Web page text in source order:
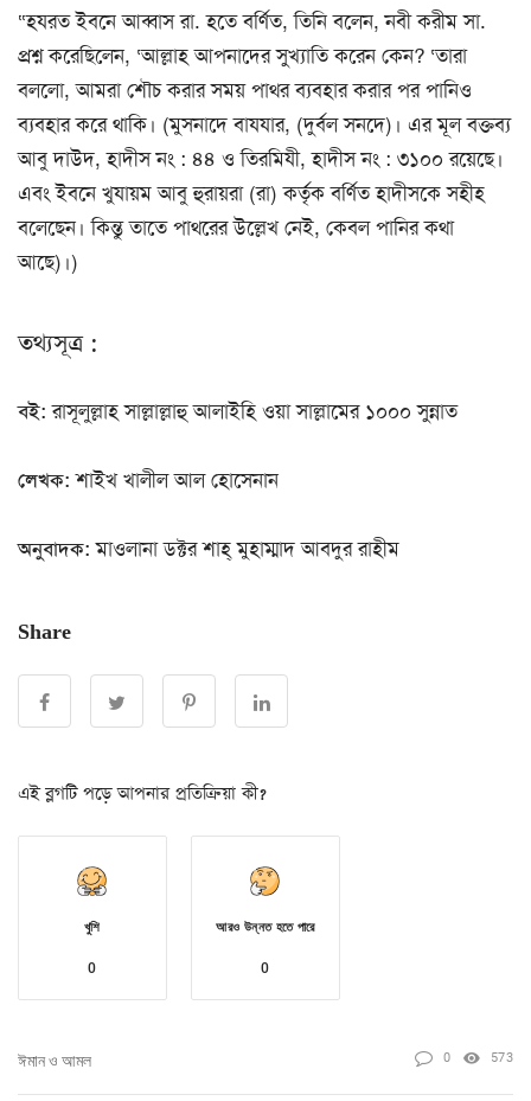
“হযরত ইবনে আব্বাস রা. হতে বর্ণিত, তিনি বলেন, নবী করীম সা.
প্রশ্ন করেছিলেন, ‘আল্লাহ আপনাদের সুখ্যাতি করেন কেন? ‘তারা
বললো, আমরা শৌচ করার সময় পাথর ব্যবহার করার পর পানিও
ব্যবহার করে থাকি। (মুসনাদে বাযযার, (দুর্বল সনদে)। এর মূল বক্তব্য
আবু দাউদ, হাদীস নং : ৪৪ ও তিরমিযী, হাদীস নং : ৩১০০ রয়েছে।
এবং ইবনে খুযায়ম আবু হুরায়রা (রা) কর্তৃক বর্ণিত হাদীসকে সহীহ
বলেছেন। কিন্তু তাতে পাথরের উল্লেখ নেই, কেবল পানির কথা
আছে)।)
তথ্যসূত্র :
বই: রাসূলুল্লাহ সাল্লাল্লাহু আলাইহি ওয়া সাল্লামের ১০০০ সুন্নাত
লেখক: শাইখ খালীল আল হোসেনান
অনুবাদক: মাওলানা ডক্টর শাহ্‌ মুহাম্মাদ আবদুর রাহীম
Share
এই ব্লগটি পড়ে আপনার প্রতিক্রিয়া কী?
খুশি
0
আরও উন্নত হতে পারে
0
ঈমান ও আমল 0 573